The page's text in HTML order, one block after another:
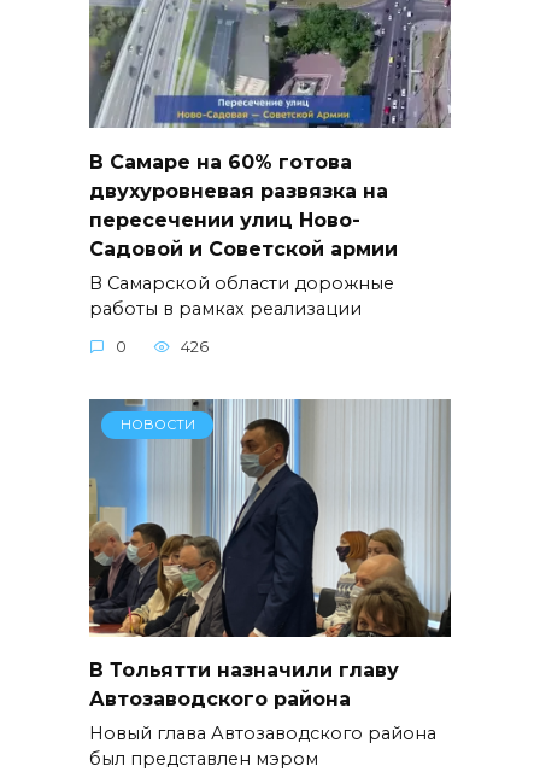
В Самаре на 60% готова
двухуровневая развязка на
пересечении улиц Ново-
Садовой и Советской армии
В Самарской области дорожные
работы в рамках реализации
0 426
НОВОСТИ
В Тольятти назначили главу
Автозаводского района
Новый глава Автозаводского района
был представлен мэром